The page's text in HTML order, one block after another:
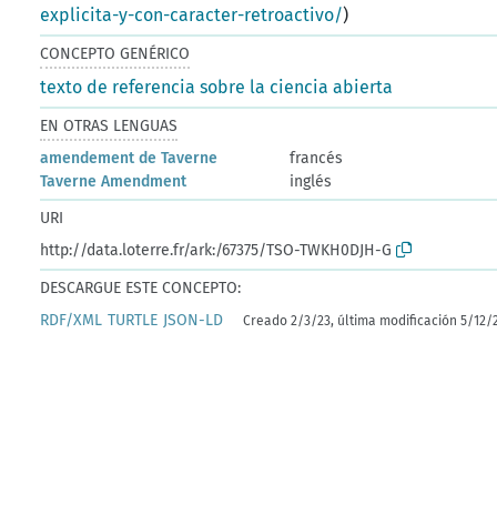
explicita-y-con-caracter-retroactivo/)
CONCEPTO GENÉRICO
texto de referencia sobre la ciencia abierta
EN OTRAS LENGUAS
amendement de Taverne
francés
Taverne Amendment
inglés
URI
http://data.loterre.fr/ark:/67375/TSO-TWKH0DJH-G
DESCARGUE ESTE CONCEPTO:
RDF/XML TURTLE JSON-LD Creado 2/3/23, última modificación 5/12/